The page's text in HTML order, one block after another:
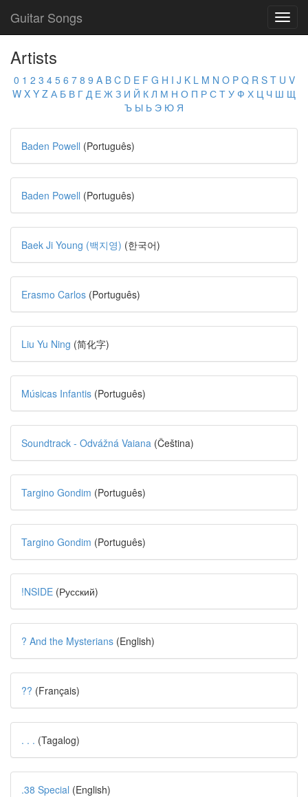
Guitar Songs
Artists
0 1 2 3 4 5 6 7 8 9 A B C D E F G H I J K L M N O P Q R S T U V
W X Y Z А Б В Г Д Е Ж З И Й К Л М Н О П Р С Т У Ф Х Ц Ч Ш Щ
Ъ Ы Ь Э Ю Я
Baden Powell (Português)
Baden Powell (Português)
Baek Ji Young (백지영) (한국어)
Erasmo Carlos (Português)
Liu Yu Ning (简化字)
Músicas Infantis (Português)
Soundtrack - Odvážná Vaiana (Čeština)
Targino Gondim (Português)
Targino Gondim (Português)
!NSIDE (Русский)
? And the Mysterians (English)
?? (Français)
. . . (Tagalog)
.38 Special (English)